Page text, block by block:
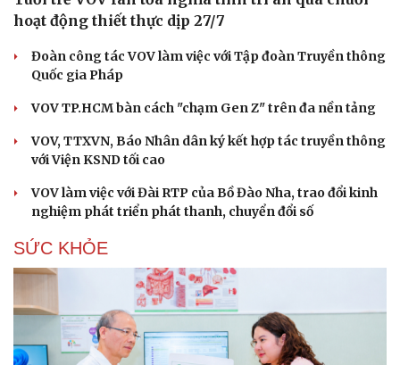
hoạt động thiết thực dịp 27/7
Đoàn công tác VOV làm việc với Tập đoàn Truyền thông
Quốc gia Pháp
VOV TP.HCM bàn cách "chạm Gen Z" trên đa nền tảng
VOV, TTXVN, Báo Nhân dân ký kết hợp tác truyền thông
với Viện KSND tối cao
VOV làm việc với Đài RTP của Bồ Đào Nha, trao đổi kinh
nghiệm phát triển phát thanh, chuyển đổi số
SỨC KHỎE